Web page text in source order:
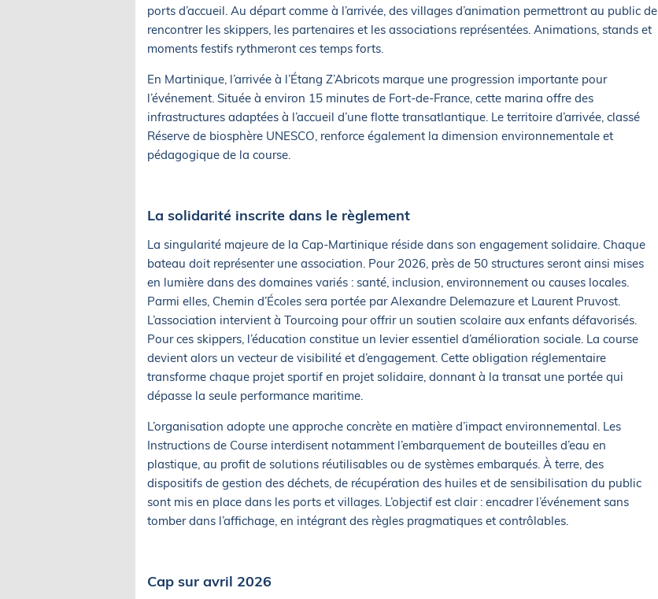
ports d’accueil. Au départ comme à l’arrivée, des villages d’animation permettront au public de
rencontrer les skippers, les partenaires et les associations représentées. Animations, stands et
moments festifs rythmeront ces temps forts.
En Martinique, l’arrivée à l’Étang Z’Abricots marque une progression importante pour
l’événement. Située à environ 15 minutes de Fort-de-France, cette marina offre des
infrastructures adaptées à l’accueil d’une flotte transatlantique. Le territoire d’arrivée, classé
Réserve de biosphère UNESCO, renforce également la dimension environnementale et
pédagogique de la course.
La solidarité inscrite dans le règlement
La singularité majeure de la Cap-Martinique réside dans son engagement solidaire. Chaque
bateau doit représenter une association. Pour 2026, près de 50 structures seront ainsi mises
en lumière dans des domaines variés : santé, inclusion, environnement ou causes locales.
Parmi elles, Chemin d’Écoles sera portée par Alexandre Delemazure et Laurent Pruvost.
L’association intervient à Tourcoing pour offrir un soutien scolaire aux enfants défavorisés.
Pour ces skippers, l’éducation constitue un levier essentiel d’amélioration sociale. La course
devient alors un vecteur de visibilité et d’engagement. Cette obligation réglementaire
transforme chaque projet sportif en projet solidaire, donnant à la transat une portée qui
dépasse la seule performance maritime.
L’organisation adopte une approche concrète en matière d’impact environnemental. Les
Instructions de Course interdisent notamment l’embarquement de bouteilles d’eau en
plastique, au profit de solutions réutilisables ou de systèmes embarqués. À terre, des
dispositifs de gestion des déchets, de récupération des huiles et de sensibilisation du public
sont mis en place dans les ports et villages. L’objectif est clair : encadrer l’événement sans
tomber dans l’affichage, en intégrant des règles pragmatiques et contrôlables.
Cap sur avril 2026